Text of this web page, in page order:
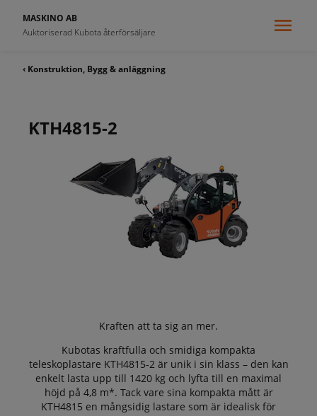
MASKINO AB
Auktoriserad Kubota återförsäljare
‹ Konstruktion, Bygg & anläggning
KTH4815-2
Kraften att ta sig an mer.
Kubotas kraftfulla och smidiga kompakta
teleskoplastare KTH4815-2 är unik i sin klass – den kan
enkelt lasta upp till 1420 kg och lyfta till en maximal
höjd på 4,8 m*. Tack vare sina kompakta mått är
KTH4815 en mångsidig lastare som är idealisk för